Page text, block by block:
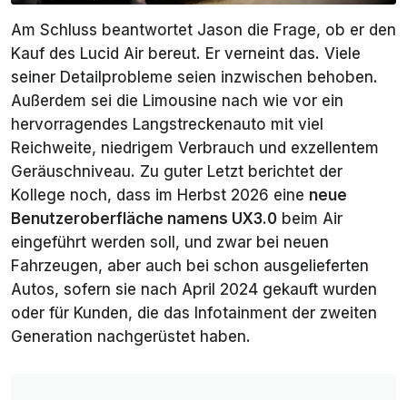
Am Schluss beantwortet Jason die Frage, ob er den
Kauf des Lucid Air bereut. Er verneint das. Viele
seiner Detailprobleme seien inzwischen behoben.
Außerdem sei die Limousine nach wie vor ein
hervorragendes Langstreckenauto mit viel
Reichweite, niedrigem Verbrauch und exzellentem
Geräuschniveau. Zu guter Letzt berichtet der
Kollege noch, dass im Herbst 2026 eine neue
Benutzeroberfläche namens UX3.0 beim Air
eingeführt werden soll, und zwar bei neuen
Fahrzeugen, aber auch bei schon ausgelieferten
Autos, sofern sie nach April 2024 gekauft wurden
oder für Kunden, die das Infotainment der zweiten
Generation nachgerüstet haben.